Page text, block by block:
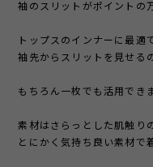
袖のスリットがポイントの
トップスのインナーに最適で
袖先からスリットを見せる
もちろん一枚でも活用できま
素材はさらっとした肌触り
とにかく気持ち良い素材で